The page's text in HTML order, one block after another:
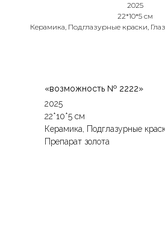
2025
22*10*5 см
Керамика, Подглазурные краски,
2025
22*10*5 см
Керамика, Подглазурные
Препарат золота
«возможность № 2222»